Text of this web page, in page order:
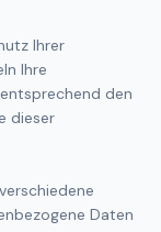
Ihrer
Ihre
den
dieser
Daten